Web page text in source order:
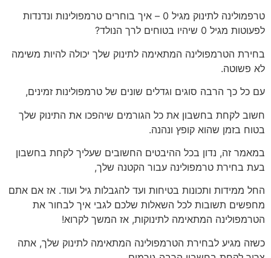
טרפמולינה לתינוק מגיל 0 – איך בוחרים טרמפולינות ונדנדות
לפעוטות מגיל 0 שיהיו בטוחים לרך הנולד?
בחירת הטרמפולינה המתאימה לתינוק שלך יכולה להיות משימה
לא פשוטה.
עם כל כך הרבה סוגים וגדלים שונים של טרמפולינות זמינים,
חשוב לקחת בחשבון את כל הגורמים שיהפכו את התינוק שלך
בטוח בזמן שהוא קופץ ונהנה.
במאמר זה, נדון בכל ההיבטים החשובים שעליך לקחת בחשבון
בעת בחירת טרמפולינה עבור הקטנה שלך,
החל ממידות ותכונות בטיחות ועד להגבלות גיל ועוד. אז אם אתם
מחפשים תשובות לכל השאלות שלכם לגבי איך לבחור את
הטרמפולינה המתאימה לתינוקות, אז המשך לקרוא!
כשזה מגיע לבחירת הטרמפולינה המתאימה לתינוק שלך, אתה